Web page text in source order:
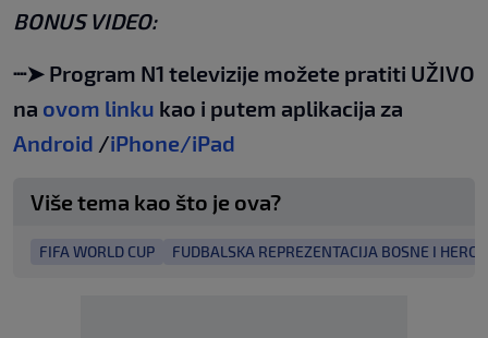
BONUS VIDEO:
┈➤ Program N1 televizije možete pratiti UŽIVO
na ovom linku kao i putem aplikacija za
Android /iPhone/iPad
Više tema kao što je ova?
FIFA WORLD CUP FUDBALSKA REPREZENTACIJA BOSNE I